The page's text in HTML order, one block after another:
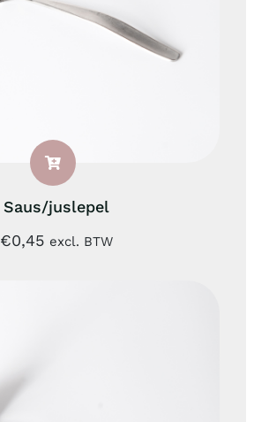
Saus/juslepel
€0,45 excl. BTW